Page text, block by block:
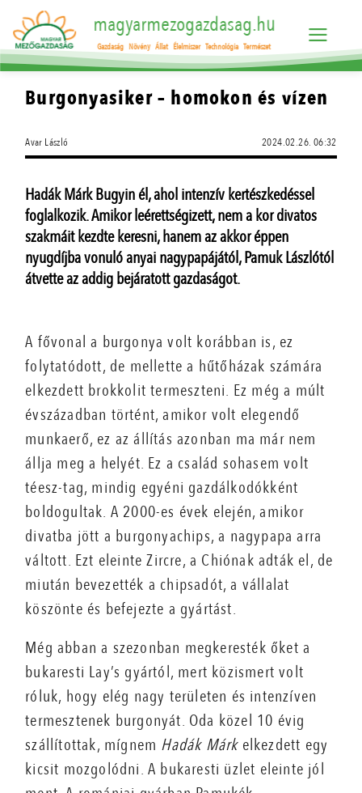
magyarmezogazdasag.hu
Gazdaság Növény Állat Élelmiszer Technológia Természet
Burgonyasiker – homokon és vízen
Avar László 2024.02.26. 06:32
Hadák Márk Bugyin él, ahol intenzív kertészkedéssel
foglalkozik. Amikor leérettségizett, nem a kor divatos
szakmáit kezdte keresni, hanem az akkor éppen
nyugdíjba vonuló anyai nagypapájától, Pamuk Lászlótól
átvette az addig bejáratott gazdaságot.
A fővonal a burgonya volt korábban is, ez
folytatódott, de mellette a hűtőházak számára
elkezdett brokkolit termeszteni. Ez még a múlt
évszázadban történt, amikor volt elegendő
munkaerő, ez az állítás azonban ma már nem
állja meg a helyét. Ez a család sohasem volt
téesz-tag, mindig egyéni gazdálkodókként
boldogultak. A 2000-es évek elején, amikor
divatba jött a burgonyachips, a nagypapa arra
váltott. Ezt eleinte Zircre, a Chiónak adták el, de
miután bevezették a chipsadót, a vállalat
köszönte és befejezte a gyártást.
Még abban a szezonban megkeresték őket a
bukaresti Lay’s gyártól, mert közismert volt
róluk, hogy elég nagy területen és intenzíven
termesztenek burgonyát. Oda közel 10 évig
szállítottak, mígnem Hadák Márkelkezdett egy
kicsit mozgolódni. A bukaresti üzlet eleinte jól